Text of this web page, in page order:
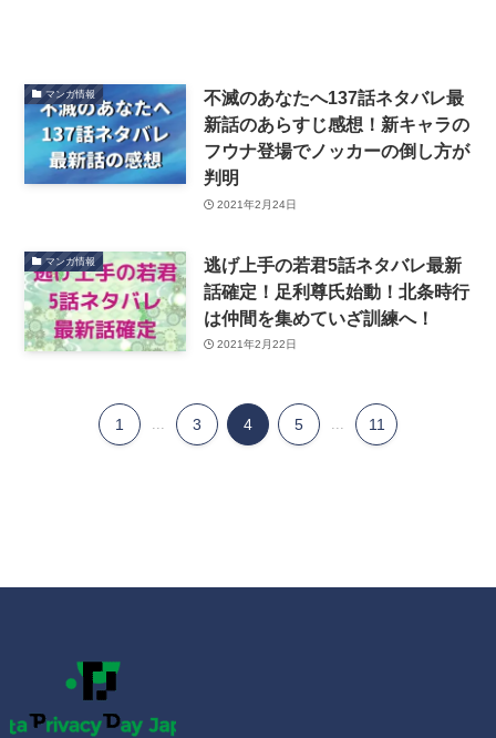
マンガ情報
不滅のあなたへ137話ネタバレ最
新話のあらすじ感想！新キャラの
フウナ登場でノッカーの倒し方が
判明
2021年2月24日
マンガ情報
逃げ上手の若君5話ネタバレ最新
話確定！足利尊氏始動！北条時行
は仲間を集めていざ訓練へ！
2021年2月22日
1 ... 3 4 5 ... 11